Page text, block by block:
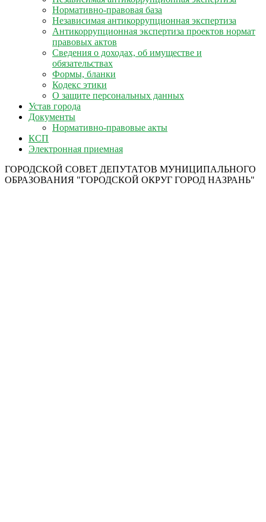
Нормативно-правовая база
Независимая антикоррупционная экспертиза
Антикоррупционная экспертиза проектов нормат
правовых актов
Сведения о доходах, об имуществе и
обязательствах
Формы, бланки
Кодекс этики
О защите персональных данных
Устав города
Документы
Нормативно-правовые акты
КСП
Электронная приемная
ГОРОДСКОЙ СОВЕТ ДЕПУТАТОВ МУНИЦИПАЛЬНОГО
ОБРАЗОВАНИЯ "ГОРОДСКОЙ ОКРУГ ГОРОД НАЗРАНЬ"